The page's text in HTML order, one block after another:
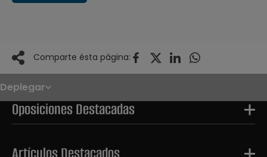
Comparte ésta página:
Deplegar
Noticias
Oposiciones
Convocatorias
Paso paso
OPE 2026
Oposiciones Destacadas